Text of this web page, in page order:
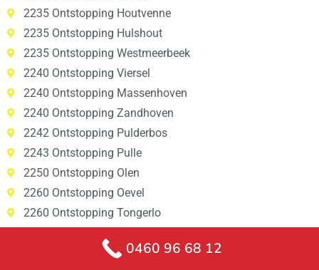
2235 Ontstopping Houtvenne
2235 Ontstopping Hulshout
2235 Ontstopping Westmeerbeek
2240 Ontstopping Viersel
2240 Ontstopping Massenhoven
2240 Ontstopping Zandhoven
2242 Ontstopping Pulderbos
2243 Ontstopping Pulle
2250 Ontstopping Olen
2260 Ontstopping Oevel
2260 Ontstopping Tongerlo
2260 Ontstopping Zoerle-Parwijs
0460 96 68 12